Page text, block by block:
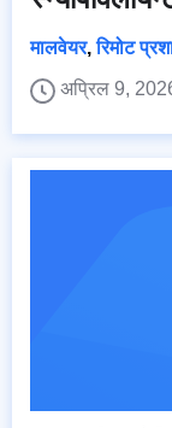
मालवेयर,रिमोट
अप्रिल 9,